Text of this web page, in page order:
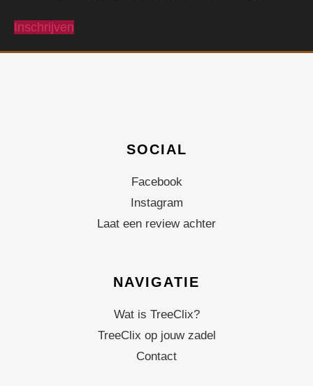
Inschrijven
SOCIAL
Facebook
Instagram
Laat een review achter
NAVIGATIE
Wat is TreeClix?
TreeClix op jouw zadel
Contact